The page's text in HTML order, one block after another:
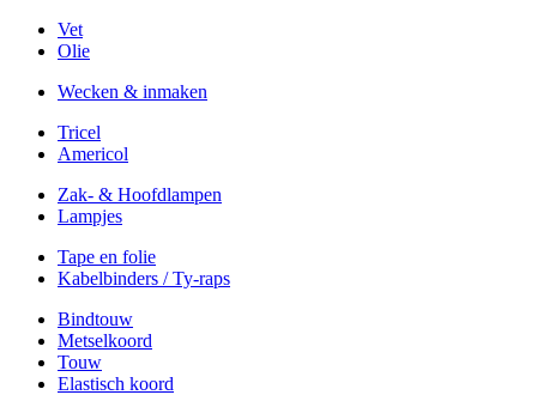
Vet
Olie
Wecken & inmaken
Tricel
Americol
Zak- & Hoofdlampen
Lampjes
Tape en folie
Kabelbinders / Ty-raps
Bindtouw
Metselkoord
Touw
Elastisch koord